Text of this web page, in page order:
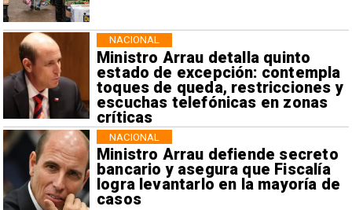
Ministro Arrau detalla quinto
estado de excepción: contempla
toques de queda, restricciones y
escuchas telefónicas en zonas
críticas
NACIONAL
Ministro Arrau defiende secreto
bancario y asegura que Fiscalía
logra levantarlo en la mayoría de
casos
NACIONAL